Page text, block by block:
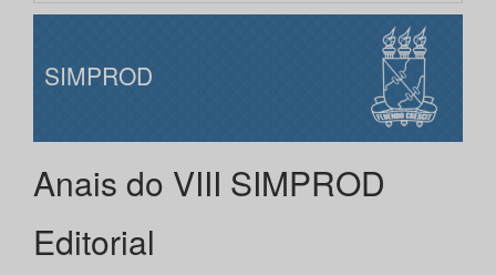
SIMPROD
Anais do VIII SIMPROD
Editorial